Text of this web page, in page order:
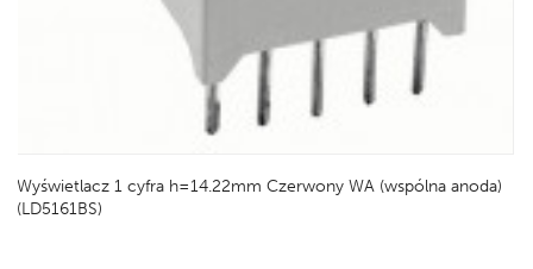
Wyświetlacz 1 cyfra h=14.22mm Czerwony WA (wspólna anoda)
(LD5161BS)